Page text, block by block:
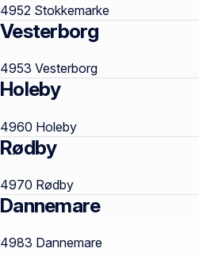
4952 Stokkemarke
Vesterborg
4953 Vesterborg
Holeby
4960 Holeby
Rødby
4970 Rødby
Dannemare
4983 Dannemare